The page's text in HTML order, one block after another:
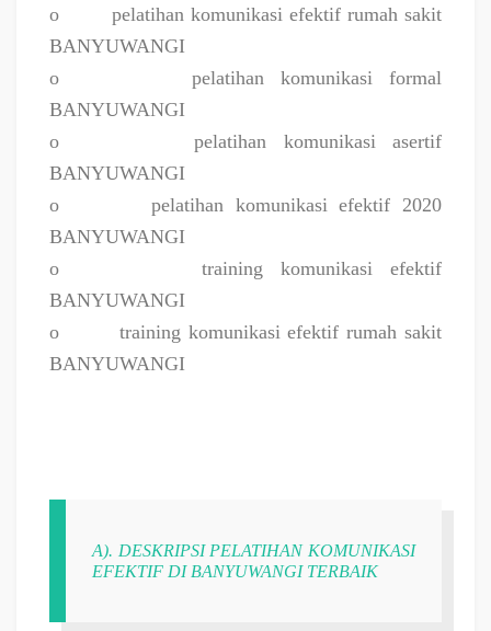
o
pelatihan komunikasi efektif rumah sakit
BANYUWANGI
o
pelatihan komunikasi formal
BANYUWANGI
o
pelatihan komunikasi asertif
BANYUWANGI
o
pelatihan komunikasi efektif 2020
BANYUWANGI
o
training komunikasi efektif
BANYUWANGI
o
training komunikasi efektif rumah sakit
BANYUWANGI
A). DESKRIPSI PELATIHAN KOMUNIKASI
EFEKTIF DI BANYUWANGI TERBAIK